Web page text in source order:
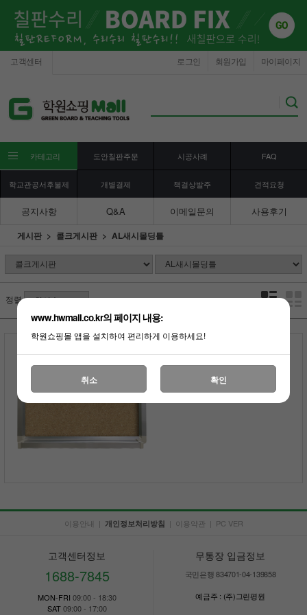
고객센터 마이페이지
회원가입
로그인
카테고리 도안칠판주문 시공사례 FAQ
학교관공서후불제 개별결제 책걸상발주 견적요청
공지사항 Q&A 이메일문의 사용후기
게시판 콜크게시판 AL새시몰딩틀
정렬
이용안내 | 개인정보처리방침 | 이용약관 | PC VER
고객센터정보
1688-7845
MON-FRI 09:00 - 18:30
SAT09:00 - 17:00
무통장 입금정보
국민은행 834701-04-139858
예금주 : (주)그린평원
www.hwmall.co.kr의 페이지 내용:
학원쇼핑몰 앱을 설치하여 편리하게 이용하세요!
취소 확인